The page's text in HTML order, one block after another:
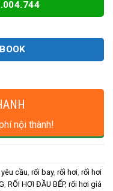
nội thành!
cầu rối bay, rối hơi rối hơi
RỐI HƠI ĐẦU BẾP, rối hơi giá